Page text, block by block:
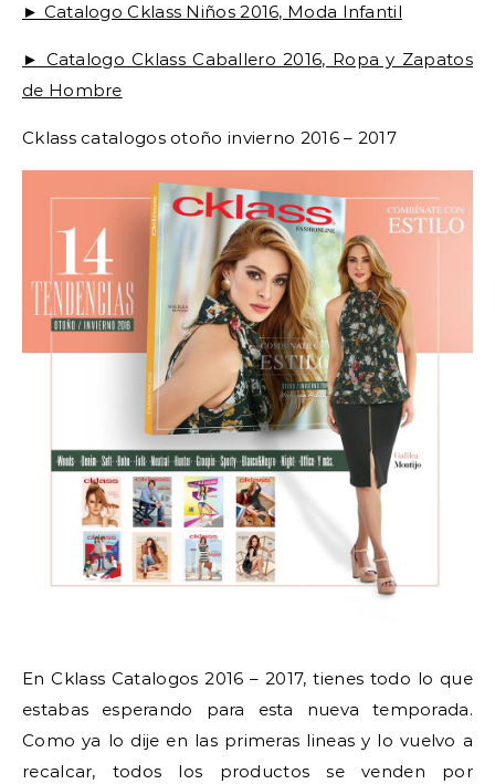
► Catalogo Cklass Niños 2016, Moda Infantil
► Catalogo Cklass Caballero 2016, Ropa y Zapatos
de Hombre
Cklass catalogos otoño invierno 2016 – 2017
En Cklass Catalogos 2016 – 2017, tienes todo lo que
estabas esperando para esta nueva temporada.
Como ya lo dije en las primeras lineas y lo vuelvo a
recalcar, todos los productos se venden por